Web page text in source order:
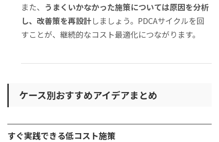
また、 うまくいかなかった施策については原因を分析
し、改善策を再設計しましょう。PDCAサイクルを回
すことが、継続的なコスト最適化につながります。
ケース別おすすめアイデアまとめ
すぐ実践できる低コスト施策